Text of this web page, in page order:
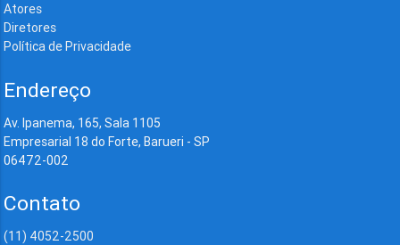
Atores
Diretores
Política de Privacidade
Endereço
Av. Ipanema, 165, Sala 1105
Empresarial 18 do Forte, Barueri - SP
06472-002
Contato
(11) 4052-2500